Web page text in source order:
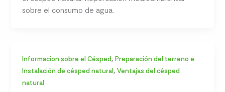
sobre el consumo de agua.
Informacion sobre el Césped,Preparación del terreno e
Instalación de césped natural,Ventajas del césped
natural